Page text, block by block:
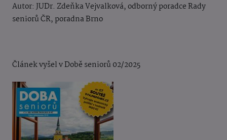
Autor: JUDr. Zdeňka Vejvalková, odborný poradce Rady
seniorů ČR, poradna Brno
Článek vyšel v Době seniorů 02/2025